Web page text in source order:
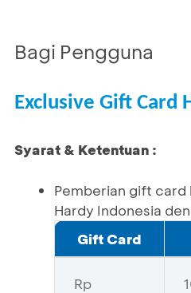
Bagi Pengguna
Exclusive Gift Card
Syarat & Ketentuan :
Pemberian gift card
Hardy Indonesia
Gift Card
Rp